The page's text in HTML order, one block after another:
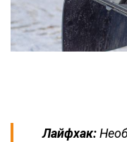
Лайфхак: